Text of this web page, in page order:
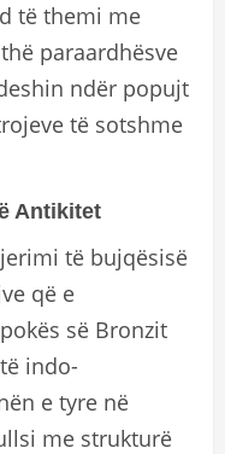
të themi me
paraardhësve
ndër popujt
të sotshme
Antikitet
të bujqësisë
që e
së Bronzit
indo-
e tyre në
me strukturë